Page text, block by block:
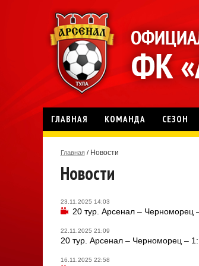
ГЛАВНАЯ КОМАНДА СЕЗОН
Главная /Новости
Новости
23.11.2025 14:03
20 тур. Арсенал – Черноморец
22.11.2025 21:09
20 тур. Арсенал – Черноморец –
16.11.2025 22:58